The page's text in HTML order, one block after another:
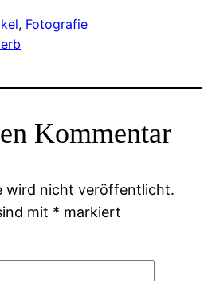
, Fotografie
Kommentar
wird nicht veröffentlicht.
mit * markiert